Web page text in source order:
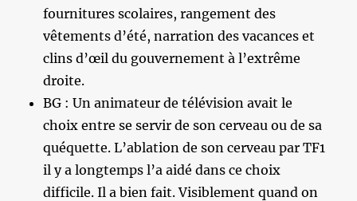
fournitures scolaires, rangement des
vêtements d’été, narration des vacances et
clins d’œil du gouvernement à l’extrême
droite.
BG : Un animateur de télévision avait le
choix entre se servir de son cerveau ou de sa
quéquette. L’ablation de son cerveau par TF1
il y a longtemps l’a aidé dans ce choix
difficile. Il a bien fait. Visiblement quand on